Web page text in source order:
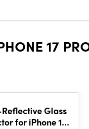
17
Glass
for iPhone 17